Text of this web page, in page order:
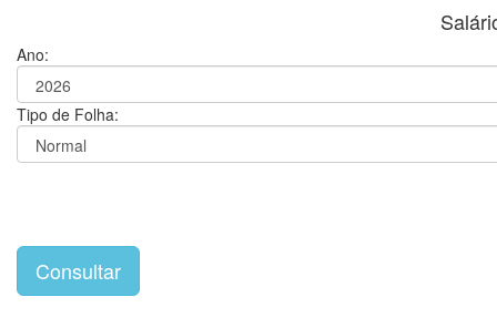
Ano:
Tipo de Folha: